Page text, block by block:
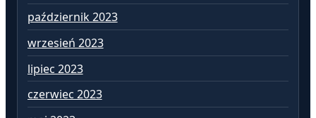
październik 2023
wrzesień 2023
lipiec 2023
czerwiec 2023